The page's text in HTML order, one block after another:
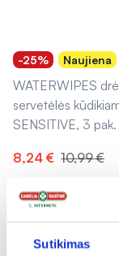
Sutikimas
-25% Naujiena
WATERWIPES
servetėlės
SENSITIVE, 3
8,24 € 10,99 €
% PAPILDOMA